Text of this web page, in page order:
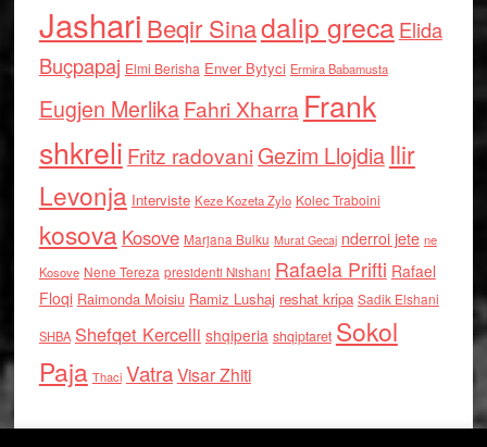
Jashari Beqir Sinadalip grecaElida
Buçpapaj Elmi Berisha Enver Bytyci Ermira Babamusta
Eugjen MerlikaFahri Xharra Frank
shkreli Fritz radovaniGezim Llojdia Ilir
Levonja Interviste Keze Kozeta Zylo Kolec Traboini
kosova Kosove Marjana Bulku Murat Gecaj nderroi jete ne
Kosove Nene Tereza presidenti Nishani Rafaela Prifti Rafael
Floqi Raimonda Moisiu Ramiz Lushaj reshat kripa Sadik Elshani
SHBA Shefqet Kercelli shqiperia shqiptaret Sokol
Paja Thaci VatraVisar Zhiti